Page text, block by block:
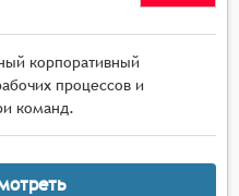
корпоративный
процессов и
команд.